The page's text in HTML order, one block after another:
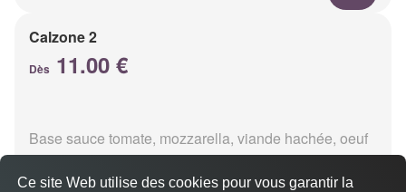
Calzone 2
Dès 11.00 €
Base sauce tomate, mozzarella, viande hachée, oeuf
Ce site Web utilise des cookies pour vous garantir la